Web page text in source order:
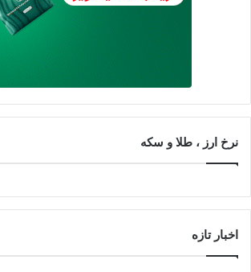
نرخ ارز ، طلا و سکه
اخبار تازه